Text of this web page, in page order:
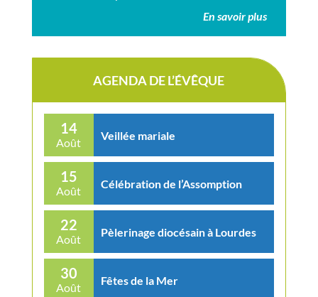
En savoir plus
AGENDA DE L’ÉVÊQUE
14
Août
Veillée mariale
15
Août
Célébration de l’Assomption
22
Août
Pèlerinage diocésain à Lourdes
30
Août
Fêtes de la Mer